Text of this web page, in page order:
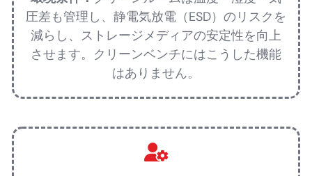
圧差も管理し、静電気放電（ESD）のリスクを
減らし、ストレージメディアの安定性を向上
させます。クリーンベンチにはこうした機能
はありません。